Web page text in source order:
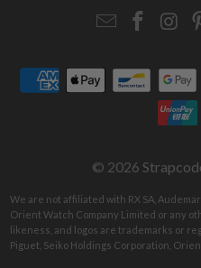
Email
© 2026
We are not affiliated with RX SA,
Orient Watch Company Limited or any
likeness, and logos are trademarks or
Piguet, Seiko Holdings Corporation,